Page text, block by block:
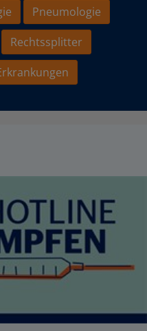
Pneumologie
Rechtssplitter